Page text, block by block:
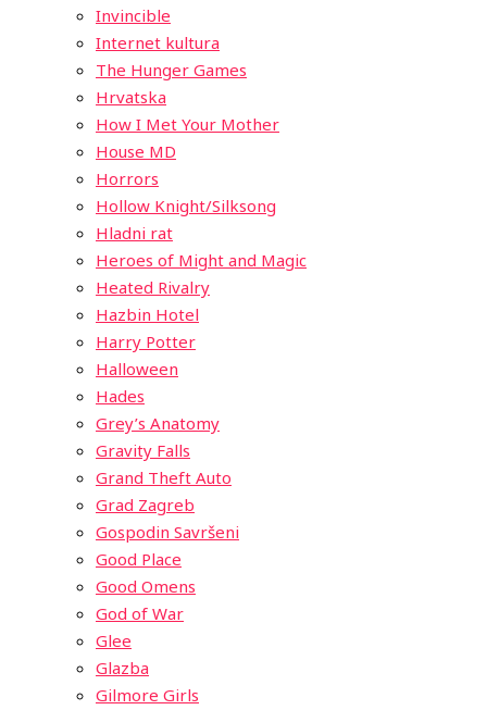
Invincible
Internet kultura
The Hunger Games
Hrvatska
How I Met Your Mother
House MD
Horrors
Hollow Knight/Silksong
Hladni rat
Heroes of Might and Magic
Heated Rivalry
Hazbin Hotel
Harry Potter
Halloween
Hades
Grey’s Anatomy
Gravity Falls
Grand Theft Auto
Grad Zagreb
Gospodin Savršeni
Good Place
Good Omens
God of War
Glee
Glazba
Gilmore Girls